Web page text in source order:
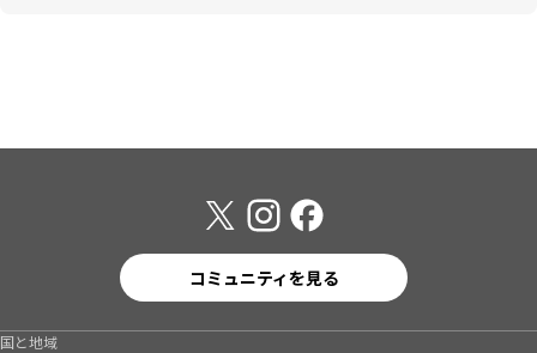
コミュニティを見る
国と地域